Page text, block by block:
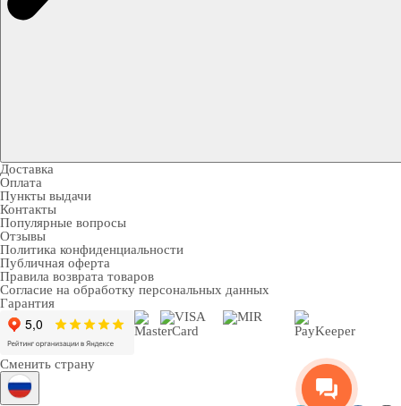
Доставка
Оплата
Пункты выдачи
Контакты
Популярные вопросы
Отзывы
Политика конфиденциальности
Публичная оферта
Правила возврата товаров
Согласие на обработку персональных данных
Гарантия
Сменить страну